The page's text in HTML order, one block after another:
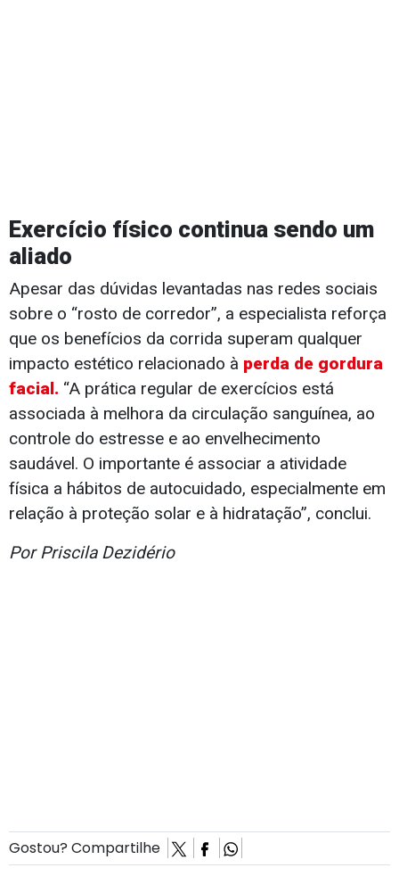
Exercício físico continua sendo um
aliado
Apesar das dúvidas levantadas nas redes sociais
sobre o “rosto de corredor”, a especialista reforça
que os benefícios da corrida superam qualquer
impacto estético relacionado à perda de gordura
facial. “A prática regular de exercícios está
associada à melhora da circulação sanguínea, ao
controle do estresse e ao envelhecimento
saudável. O importante é associar a atividade
física a hábitos de autocuidado, especialmente em
relação à proteção solar e à hidratação”, conclui.
Por Priscila Dezidério
Gostou? Compartilhe